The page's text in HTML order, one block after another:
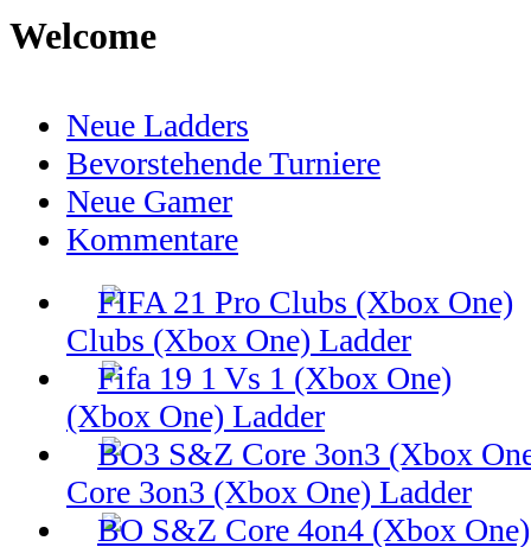
Welcome
Neue Ladders
Bevorstehende Turniere
Neue Gamer
Kommentare
Clubs (Xbox One) Ladder
(Xbox One) Ladder
Core 3on3 (Xbox One) Ladder